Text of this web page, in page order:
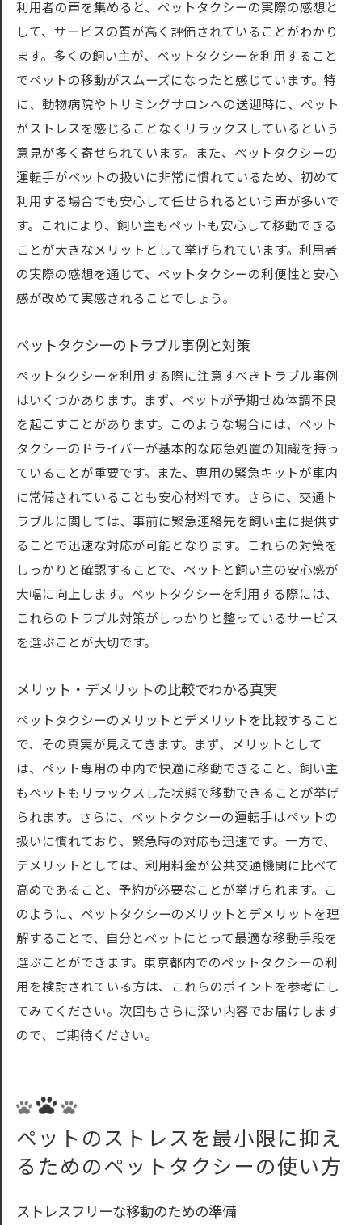
利用者の声を集めると、ペットタクシーの実際の感想と
して、サービスの質が高く評価されていることがわかり
ます。多くの飼い主が、ペットタクシーを利用すること
でペットの移動がスムーズになったと感じています。特
に、動物病院やトリミングサロンへの送迎時に、ペット
がストレスを感じることなくリラックスしているという
意見が多く寄せられています。また、ペットタクシーの
運転手がペットの扱いに非常に慣れているため、初めて
利用する場合でも安心して任せられるという声が多いで
す。これにより、飼い主もペットも安心して移動できる
ことが大きなメリットとして挙げられています。利用者
の実際の感想を通じて、ペットタクシーの利便性と安心
感が改めて実感されることでしょう。
ペットタクシーのトラブル事例と対策
ペットタクシーを利用する際に注意すべきトラブル事例
はいくつかあります。まず、ペットが予期せぬ体調不良
を起こすことがあります。このような場合には、ペット
タクシーのドライバーが基本的な応急処置の知識を持っ
ていることが重要です。また、専用の緊急キットが車内
に常備されていることも安心材料です。さらに、交通ト
ラブルに関しては、事前に緊急連絡先を飼い主に提供す
ることで迅速な対応が可能となります。これらの対策を
しっかりと確認することで、ペットと飼い主の安心感が
大幅に向上します。ペットタクシーを利用する際には、
これらのトラブル対策がしっかりと整っているサービス
を選ぶことが大切です。
メリット・デメリットの比較でわかる真実
ペットタクシーのメリットとデメリットを比較すること
で、その真実が見えてきます。まず、メリットとして
は、ペット専用の車内で快適に移動できること、飼い主
もペットもリラックスした状態で移動できることが挙げ
られます。さらに、ペットタクシーの運転手はペットの
扱いに慣れており、緊急時の対応も迅速です。一方で、
デメリットとしては、利用料金が公共交通機関に比べて
高めであること、予約が必要なことが挙げられます。こ
のように、ペットタクシーのメリットとデメリットを理
解することで、自分とペットにとって最適な移動手段を
選ぶことができます。東京都内でのペットタクシーの利
用を検討されている方は、これらのポイントを参考にし
てみてください。次回もさらに深い内容でお届けします
ので、ご期待ください。
ペットのストレスを最小限に抑え
るためのペットタクシーの使い方
ストレスフリーな移動のための準備